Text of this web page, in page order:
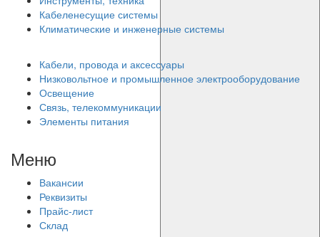
Кабеленесущие системы
Климатические и инженерные системы
Кабели, провода и аксессуары
Низковольтное и промышленное электрооборудование
Освещение
Связь, телекоммуникации
Элементы питания
Меню
Вакансии
Реквизиты
Прайс-лист
Склад